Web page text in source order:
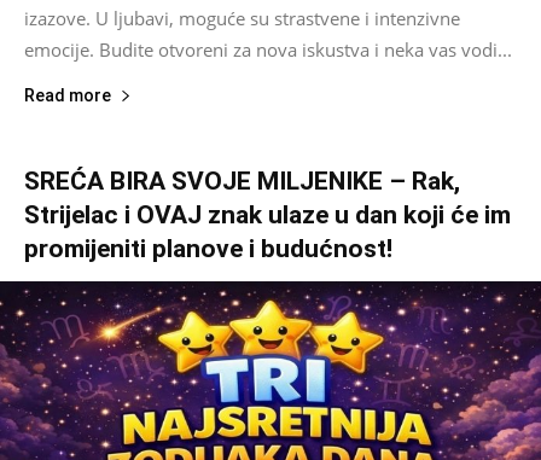
izazove. U ljubavi, moguće su strastvene i intenzivne
emocije. Budite otvoreni za nova iskustva i neka vas vodi...
Read more
SREĆA BIRA SVOJE MILJENIKE – Rak,
Strijelac i OVAJ znak ulaze u dan koji će im
promijeniti planove i budućnost!